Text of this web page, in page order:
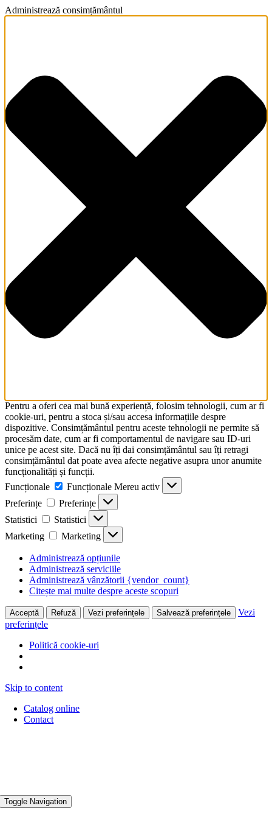
Administrează consimțământul
Pentru a oferi cea mai bună experiență, folosim tehnologii, cum ar fi
cookie-uri, pentru a stoca și/sau accesa informațiile despre
dispozitive. Consimțământul pentru aceste tehnologii ne permite să
procesăm date, cum ar fi comportamentul de navigare sau ID-uri
unice pe acest site. Dacă nu îți dai consimțământul sau îți retragi
consimțământul dat poate avea afecte negative asupra unor anumite
funcționalități și funcții.
Funcționale
Funcționale Mereu activ
Preferințe
Preferințe
Statistici
Statistici
Marketing
Marketing
Administrează opțiunile
Administrează serviciile
Administrează vânzătorii {vendor_count}
Citește mai multe despre aceste scopuri
Acceptă Refuză Vezi preferințele Salvează preferințele
Vezi
preferințele
Politică cookie-uri
Skip to content
Catalog online
Contact
Toggle Navigation